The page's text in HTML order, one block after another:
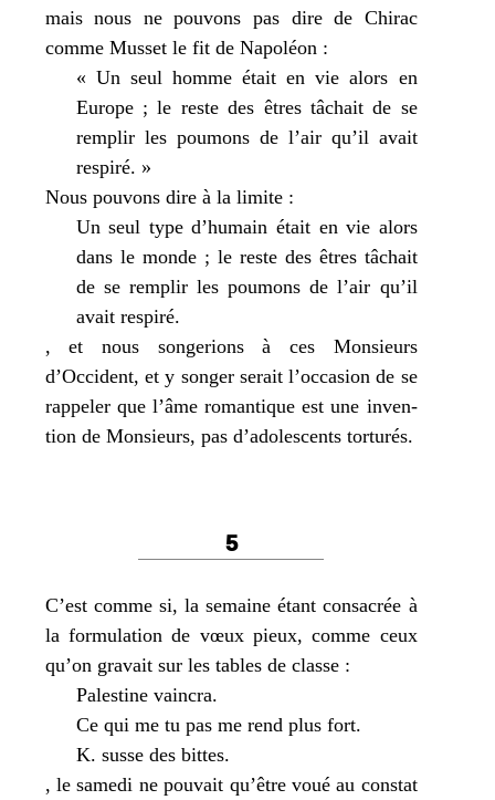
mais nous ne pou­vons pas dire de Chirac
comme Musset le fit de Napoléon :
« Un seul homme était en vie alors en
Europe ; le reste des êtres tâchait de se
rem­plir les pou­mons de l’air qu’il avait
res­pi­ré. »
Nous pou­vons dire à la limite :
Un seul type d’humain était en vie alors
dans le monde ; le reste des êtres tâchait
de se rem­plir les pou­mons de l’air qu’il
avait res­pi­ré.
, et nous son­ge­rions à ces Monsieurs
d’Occident, et y son­ger serait l’occasion de se
rap­pe­ler que l’âme roman­tique est une inven­
tion de Monsieurs, pas d’adolescents torturés.
5
C’est comme si, la semaine étant consa­crée à
la for­mu­la­tion de vœux pieux, comme ceux
qu’on gra­vait sur les tables de classe :
Palestine vain­cra.
Ce qui me tu pas me rend plus fort.
K. susse des bittes.
, le same­di ne pou­vait qu’être voué au constat